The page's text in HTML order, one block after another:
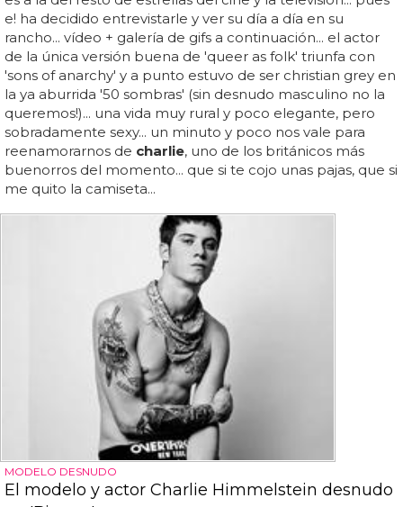
e! ha decidido entrevistarle y ver su día a día en su
rancho... vídeo + galería de gifs a continuación... el actor
de la única versión buena de 'queer as folk' triunfa con
'sons of anarchy' y a punto estuvo de ser christian grey en
la ya aburrida '50 sombras' (sin desnudo masculino no la
queremos!)... una vida muy rural y poco elegante, pero
sobradamente sexy... un minuto y poco nos vale para
reenamorarnos de charlie, uno de los británicos más
buenorros del momento... que si te cojo unas pajas, que si
me quito la camiseta...
MODELO DESNUDO
El modelo y actor Charlie Himmelstein desnudo